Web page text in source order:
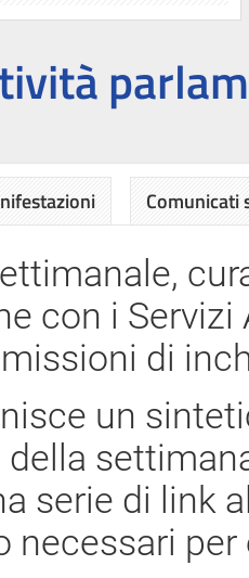
Comunicati
con i
di
un
serie di link
necessari